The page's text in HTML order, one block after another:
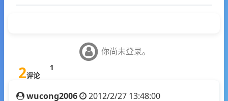
你尚未登录。
2评论
1
wucong2006 2012/2/27 13:48:00